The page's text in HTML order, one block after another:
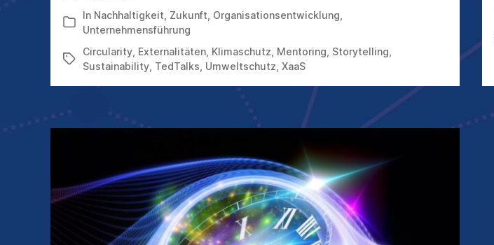
MASSNAHMEN P
UNKTEN
Kategorien
In Nachhaltigkeit Zukunft Organisationsentwicklung
Unternehmensführung
Schlagwörter
Circularity Externalitäten Klimaschutz Mentoring Storytelling
Sustainability TedTalks Umweltschutz XaaS